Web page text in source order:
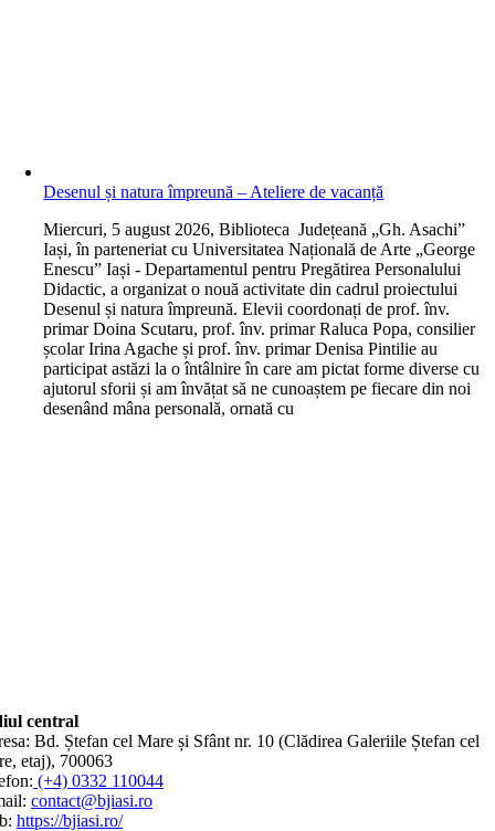
Desenul și natura împreună – Ateliere de vacanță
Miercuri, 5 august 2026, Biblioteca Județeană „Gh. Asachi”
Iași, în parteneriat cu Universitatea Națională de Arte „George
Enescu” Iași - Departamentul pentru Pregătirea Personalului
Didactic, a organizat o nouă activitate din cadrul proiectului
Desenul și natura împreună. Elevii coordonați de prof. înv.
primar Doina Scutaru, prof. înv. primar Raluca Popa, consilier
școlar Irina Agache și prof. înv. primar Denisa Pintilie au
participat astăzi la o întâlnire în care am pictat forme diverse cu
ajutorul sforii și am învățat să ne cunoaștem pe fiecare din noi
desenând mâna personală, ornată cu
central
Bd. Ștefan cel Mare și Sfânt nr. 10 (Clădirea Galeriile Ștefan cel
etaj), 700063
(+4) 0332 110044
contact@bjiasi.ro
https://bjiasi.ro/